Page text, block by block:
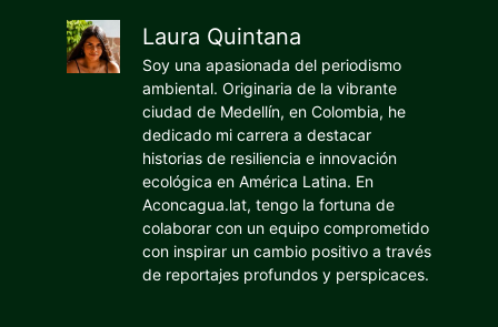
Laura Quintana
Soy una apasionada del periodismo
ambiental. Originaria de la vibrante
ciudad de Medellín, en Colombia, he
dedicado mi carrera a destacar
historias de resiliencia e innovación
ecológica en América Latina. En
Aconcagua.lat, tengo la fortuna de
colaborar con un equipo comprometido
con inspirar un cambio positivo a través
de reportajes profundos y perspicaces.